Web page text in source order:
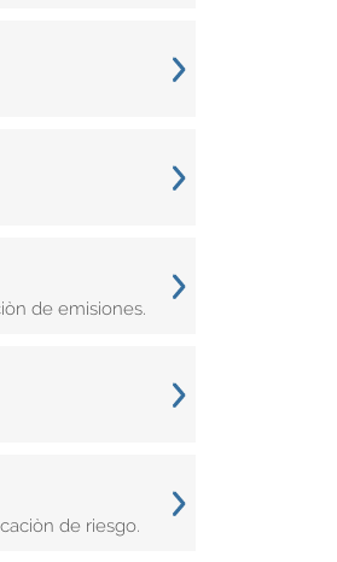
de emisiones.
de riesgo.